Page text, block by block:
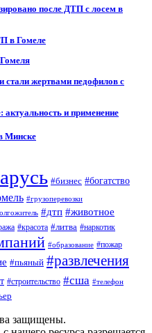
после ДТП с лосем в
в Гомеле
стали жертвами педофилов с
и применение
Минске
#бизнес #богатство
#грузоперевозки
#дтп #животное
#красота #литва #наркотик
#образование #пожар
#пьяный #развлечения
#строительство #сша #телефон
защищены.